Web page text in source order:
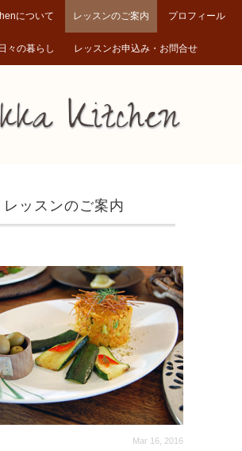
について レッスンのご案内 プロフィール
日々の暮らし レッスンお申込み・お問合せ
レッスンのご案内
Mar 16, 2016